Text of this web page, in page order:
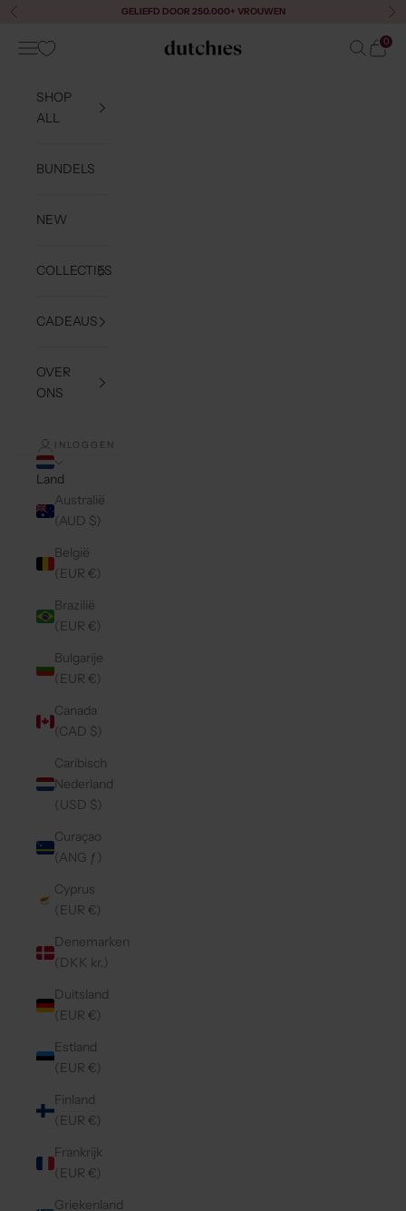
Naar inhoud
Vorige GELIEFD DOOR 250.000+ VROUWEN
Dutchies
Menu Zoeken
0
SHOP
ALL
BUNDELS
NEW
COLLECTIES
CADEAUS
OVER
ONS
INLOGGEN
Land
Australië
(AUD $)
België
(EUR €)
Brazilië
(EUR €)
Bulgarije
(EUR €)
Canada
(CAD $)
Caribisch
Nederland
(USD $)
Curaçao
(ANG ƒ)
Cyprus
(EUR €)
Denemarken
(DKK kr.)
Duitsland
(EUR €)
Estland
(EUR €)
Finland
(EUR €)
Frankrijk
(EUR €)
Griekenland